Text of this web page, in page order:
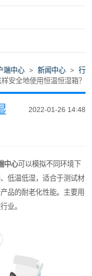
端中心 > 新闻中心 > 行
安全地使用恒温恒湿箱？
2022-01-26 14:48
中心可以模拟不同环境下
低温低湿，适合于测试材
品的耐老化性能。主要用
业。